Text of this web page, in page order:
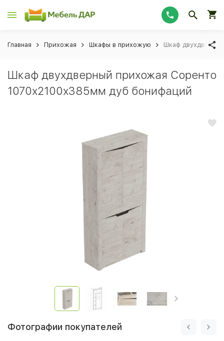
Главная Прихожая Шкафы в прихожую Шкаф
Шкаф двухдверный прихожая Соренто
1070х2100х385мм дуб бонифаций
Фотографии покупателей